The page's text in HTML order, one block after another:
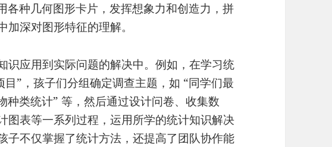
各种几何图形卡片，发挥想象力和创造力，拼
深对图形特征的理解。
识应用到实际问题的解决中。例如，在学习统
”，孩子们分组确定调查主题，如 “同学们最
种类统计” 等，然后通过设计问卷、收集数
图表等一系列过程，运用所学的统计知识解决
子不仅掌握了统计方法，还提高了团队协作能